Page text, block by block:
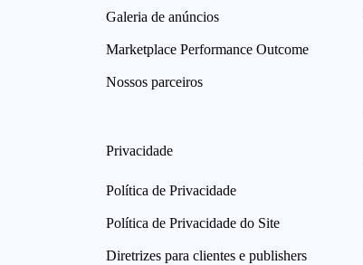
Galeria de anúncios
Marketplace Performance Outcome
Nossos parceiros
Privacidade
Política de Privacidade
Política de Privacidade do Site
Diretrizes para clientes e publishers